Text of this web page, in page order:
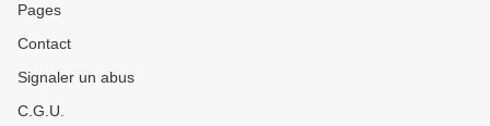
Pages
Contact
Signaler un abus
C.G.U.